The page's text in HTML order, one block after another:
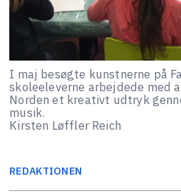
I maj besøgte kunstnerne på
skoleeleverne arbejdede med
Norden et kreativt udtryk
musik.
Kirsten Løffler Reich
REDAKTIONEN